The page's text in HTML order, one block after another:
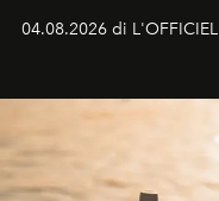
colonna sonora della
04.08.2026 di